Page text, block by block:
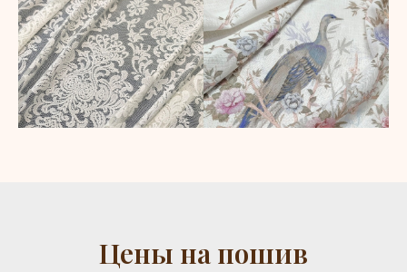
Цены на пошив